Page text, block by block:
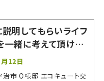
明してもらいライフ
一緒に考えて頂けた
るものなので」と熱
ました。
12日
市 O様邸 エコキュート交